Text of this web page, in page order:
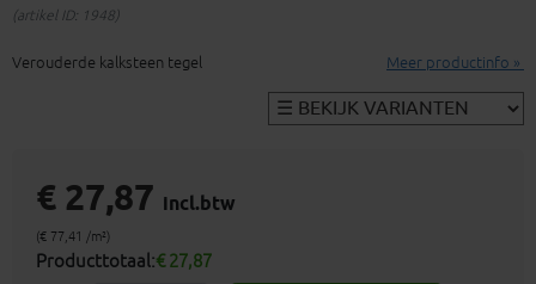
(artikel ID: 1948)
Verouderde kalksteen tegel Meer productinfo »
€ 27,87 incl.btw
(€ 77,41 /m²)
Producttotaal:€ 27,87